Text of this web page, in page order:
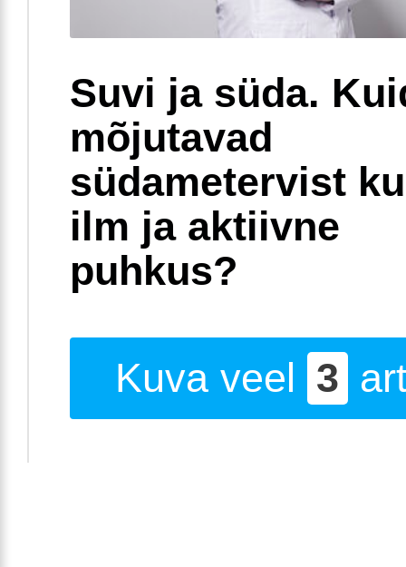
Suvi ja süda.
mõjutavad
südametervist
ilm ja aktiivne
puhkus?
Kuva veel 3